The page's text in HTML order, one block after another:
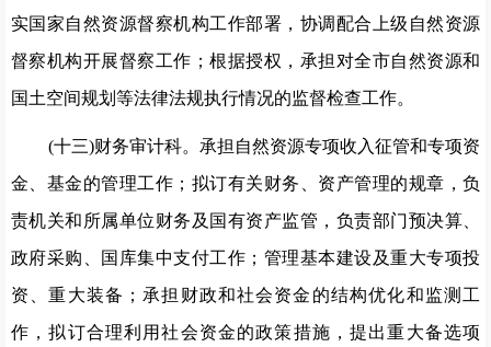
实国家自然资源督察机构工作部署，协调配合上级自然资源
督察机构开展督察工作；根据授权，承担对全市自然资源和
国土空间规划等法律法规执行情况的监督检查工作。
(十三)财务审计科。 承担自然资源专项收入征管和专项资
金、基金的管理工作；拟订有关财务、资产管理的规章，负
责机关和所属单位财务及国有资产监管，负责部门预决算、
政府采购、 国库集中支付工作；管理基本建设及重大专项投
资、重大装备； 承担财政和社会资金的结构优化和监测工
作，拟订合理利用社会资金的政策措施，提出重大备选项